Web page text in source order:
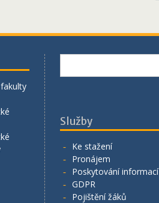
Služby
Ke stažení
Pronájem
Poskytování informací
GDPR
Pojištění žáků